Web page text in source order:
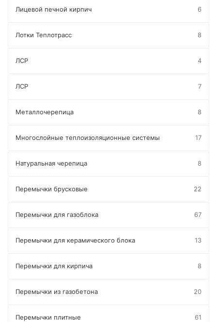
Лицевой печной кирпич 6
Лотки Теплотрасс 8
ЛСР 4
ЛСР 7
Металлочерепица 8
Многослойные теплоизоляционные системы 17
Натуральная черепица 8
Перемычки брусковые 22
Перемычки для газоблока 67
Перемычки для керамического блока 13
Перемычки для кирпича 8
Перемычки из газобетона 20
Перемычки плитные 61